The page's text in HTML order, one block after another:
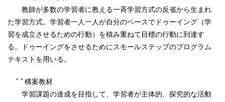
教師が多数の学習者に教える一斉学習方式の反省から生まれ
た学習方式。学習者一人一人が自分のペースでドゥーイング（学
習を成立させるための行動）を積み重ねて目標の行動に到達す
る。ドゥーイングをさせるためにスモールステップのプログラム
テキストを用いる。
＊＊ 構案教材
学習課題の達成を目指して、学習者が主体的、探究的な活動